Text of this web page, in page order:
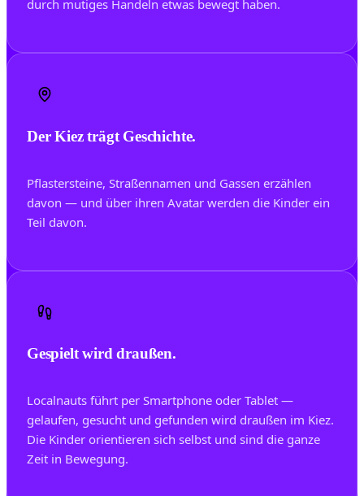
durch mutiges Handeln etwas bewegt haben.
Der Kiez trägt Geschichte.
Pflastersteine, Straßennamen und Gassen erzählen
davon — und über ihren Avatar werden die Kinder ein
Teil davon.
Gespielt wird draußen.
Localnauts führt per Smartphone oder Tablet —
gelaufen, gesucht und gefunden wird draußen im Kiez.
Die Kinder orientieren sich selbst und sind die ganze
Zeit in Bewegung.